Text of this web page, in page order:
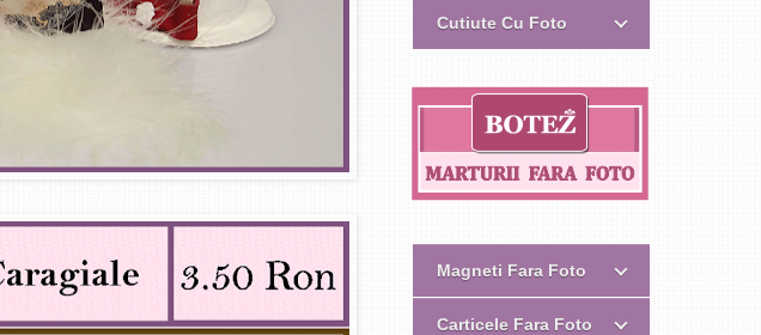
Cutiute Cu Foto
Magneti Fara Foto
Carticele Fara Foto